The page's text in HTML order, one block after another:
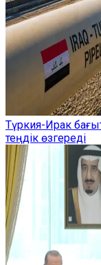
Түркия-Ирак
теңдік өзгереді